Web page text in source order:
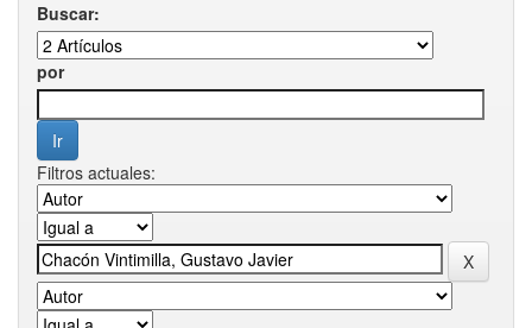
Buscar:
por
Filtros actuales: